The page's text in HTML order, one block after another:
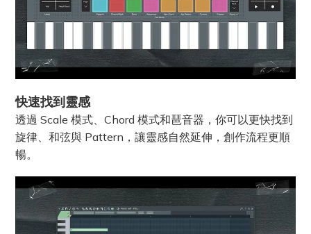
快速找到靈感
透過 Scale 模式、Chord 模式和琶音器，你可以更快找到
旋律、和弦與 Pattern，讓靈感自然延伸，創作流程更順
暢。